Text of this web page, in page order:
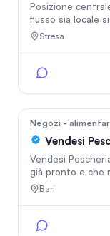
Posizione
flusso sia locale
attività di gastronomia e
organizzazione
standard
spazio esterno,
Stresa
In vetrina
Negozi -
Vendesi
Vendesi
già pronto e che
esterno privato
Bari